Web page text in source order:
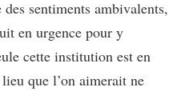
sentiments ambivalents,
en urgence pour y
cette institution est en
que l’on aimerait ne